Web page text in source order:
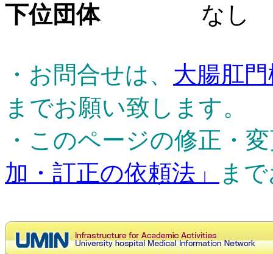
下位団体なし
・お問合せは、 大腸肛
までお願い致します。
・このページの修正・
加・訂正の依頼法」
ま